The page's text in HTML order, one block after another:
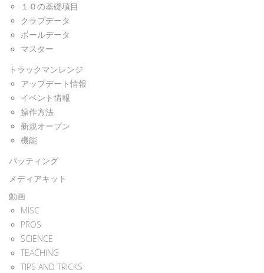
１０の基礎項目
クラブデータ
ボールデータ
マスター
トラックマンレンジ
アップデート情報
イベント情報
操作方法
新規オープン
機能
パッティング
メディアキット
動画
MISC
PROS
SCIENCE
TEACHING
TIPS AND TRICKS